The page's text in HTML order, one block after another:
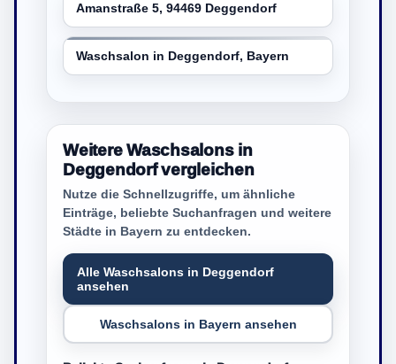
Amanstraße 5, 94469 Deggendorf
Waschsalon in Deggendorf, Bayern
Weitere Waschsalons in
Deggendorf vergleichen
Nutze die Schnellzugriffe, um ähnliche
Einträge, beliebte Suchanfragen und weitere
Städte in Bayern zu entdecken.
Alle Waschsalons in Deggendorf
ansehen
Waschsalons in Bayern ansehen